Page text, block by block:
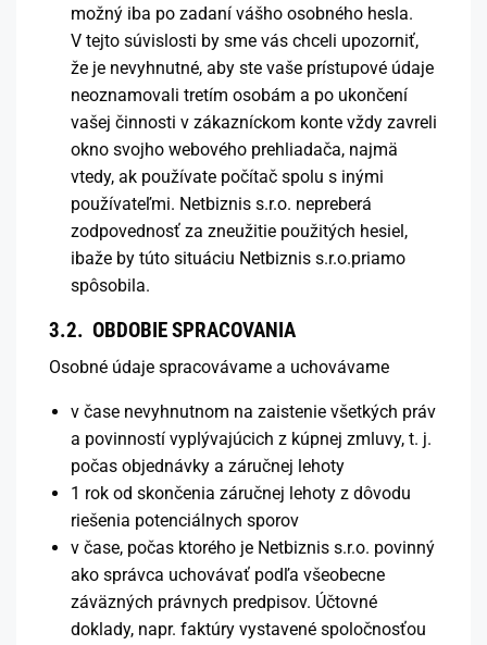
možný iba po zadaní vášho osobného hesla.
V tejto súvislosti by sme vás chceli upozorniť,
že je nevyhnutné, aby ste vaše prístupové údaje
neoznamovali tretím osobám a po ukončení
vašej činnosti v zákazníckom konte vždy zavreli
okno svojho webového prehliadača, najmä
vtedy, ak používate počítač spolu s inými
používateľmi. Netbiznis s.r.o. nepreberá
zodpovednosť za zneužitie použitých hesiel,
ibaže by túto situáciu Netbiznis s.r.o.priamo
spôsobila.
3.2. OBDOBIE SPRACOVANIA
Osobné údaje spracovávame a uchovávame
v čase nevyhnutnom na zaistenie všetkých práv
a povinností vyplývajúcich z kúpnej zmluvy, t. j.
počas objednávky a záručnej lehoty
1 rok od skončenia záručnej lehoty z dôvodu
riešenia potenciálnych sporov
v čase, počas ktorého je Netbiznis s.r.o. povinný
ako správca uchovávať podľa všeobecne
záväzných právnych predpisov. Účtovné
doklady, napr. faktúry vystavené spoločnosťou